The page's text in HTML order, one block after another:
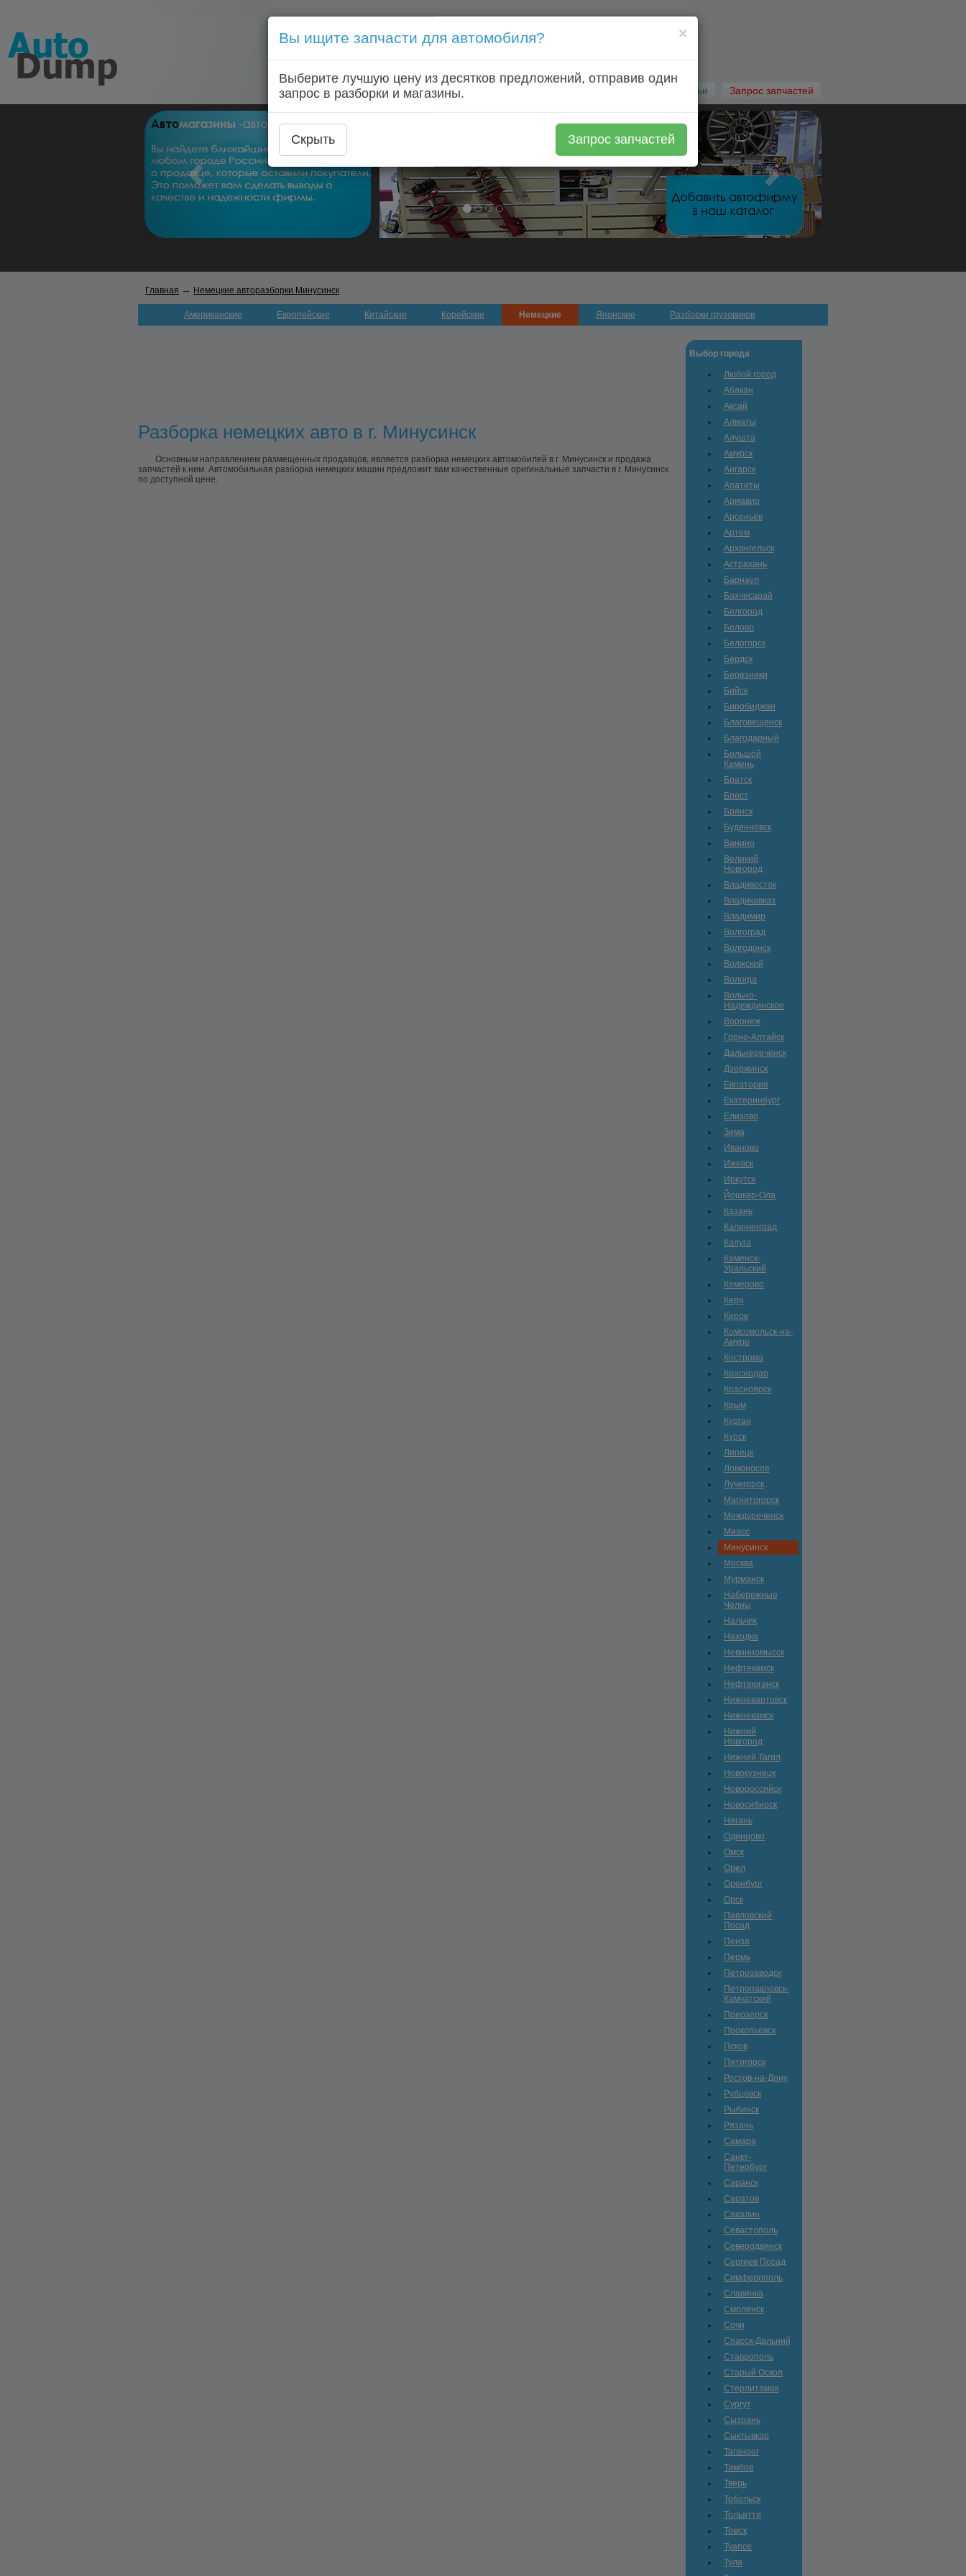
Главная Автозапчасти Автостатьи Запрос запчастей
Главная → Немецкие авторазборки Минусинск
Американские Европейские Китайские Корейские Немецкие Японские Разборки грузовиков
Разборка немецких авто в г. Минусинск
Основным направлением размещенных продавцов, является разборка немецких автомобилей в г. Минусинск и продажа
запчастей к ним. Автомобильная разборка немецких машин предложит вам качественные оригинальные запчасти в г. Минусинск
по доступной цене.
Выбор города
Любой город
Абакан
Аксай
Алматы
Алушта
Амурск
Ангарск
Апатиты
Армавир
Арсеньев
Артем
Архангельск
Астрахань
Барнаул
Бахчисарай
Белгород
Белово
Белогорск
Бердск
Березники
Бийск
Биробиджан
Благовещенск
Благодарный
Большой
Камень
Братск
Брест
Брянск
Буденновск
Ванино
Великий
Новгород
Владивосток
Владикавказ
Владимир
Волгоград
Волгодонск
Волжский
Вологда
Вольно-
Hадеждинское
Воронеж
Горно-Алтайск
Дальнереченск
Дзержинск
Евпатория
Екатеринбург
Елизово
Зима
Иваново
Ижевск
Иркутск
Йошкар-Ола
Казань
Калининград
Калуга
Каменск-
Уральский
Кемерово
Керч
Киров
Комсомольск-на-
Амуре
Кострома
Краснодар
Красноярск
Крым
Курган
Курск
Липецк
Ломоносов
Лучегорск
Магнитогорск
Междуреченск
Миасс
Минусинск
Москва
Мурманск
Набережные
Челны
Нальчик
Находка
Невинномысск
Нефтекамск
Нефтеюганск
Нижневартовск
Нижнекамск
Нижний
Новгород
Нижний Тагил
Новокузнецк
Новороссийск
Новосибирск
Нягань
Одинцово
Омск
Орел
Оренбург
Орск
Павловский
Посад
Пенза
Пермь
Петрозаводск
Петропавловск-
Камчатский
Приозерск
Прокопьевск
Псков
Пятигорск
Ростов-на-Дону
Рубцовск
Рыбинск
Рязань
Самара
Санкт-
Петербург
Саранск
Саратов
Сахалин
Севастополь
Северодвинск
Сергиев Посад
Симферополь
Славянка
Смоленск
Сочи
Спасск-Дальний
Ставрополь
Старый Оскол
Стерлитамак
Сургут
Сызрань
Сыктывкар
Таганрог
Тамбов
Тверь
Тобольск
Тольятти
Томск
Туапсе
Тула
×
Вы ищите запчасти для автомобиля?
Выберите лучшую цену из десятков предложений, отправив один
запрос в разборки и магазины.
Скрыть Запрос запчастей